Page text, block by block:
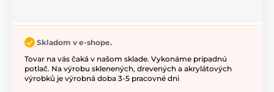
Skladom v e-shope.
Tovar na vás čaká v našom sklade. Vykonáme prípadnú
potlač. Na výrobu sklenených, drevených a akrylátových
výrobků je výrobná doba 3-5 pracovné dni